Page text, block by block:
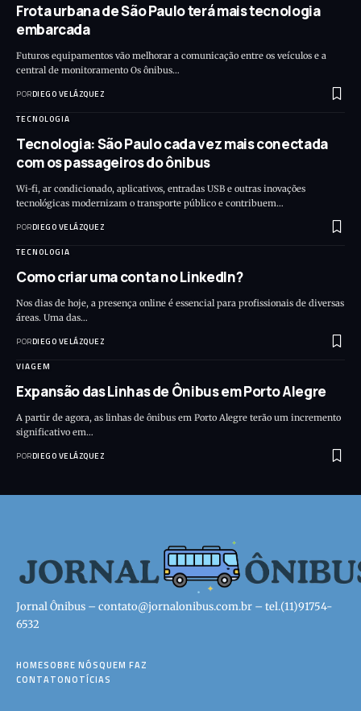
Frota urbana de São Paulo terá mais tecnologia
embarcada
Futuros equipamentos vão melhorar a comunicação entre os veículos e a
central de monitoramento Os ônibus…
PORDIEGO VELÁZQUEZ
TECNOLOGIA
Tecnologia: São Paulo cada vez mais conectada
com os passageiros do ônibus
Wi-fi, ar condicionado, aplicativos, entradas USB e outras inovações
tecnológicas modernizam o transporte público e contribuem…
PORDIEGO VELÁZQUEZ
TECNOLOGIA
Como criar uma conta no LinkedIn?
Nos dias de hoje, a presença online é essencial para profissionais de diversas
áreas. Uma das…
PORDIEGO VELÁZQUEZ
VIAGEM
Expansão das Linhas de Ônibus em Porto Alegre
A partir de agora, as linhas de ônibus em Porto Alegre terão um incremento
significativo em…
PORDIEGO VELÁZQUEZ
Jornal Ônibus – contato@jornalonibus.com.br – tel.(11)91754-
6532
HOMESOBRE NÓSQUEM FAZ
CONTATONOTÍCIAS